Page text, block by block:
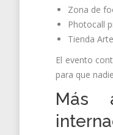
Zona de
Photocall
Tienda
El evento
para que
Más